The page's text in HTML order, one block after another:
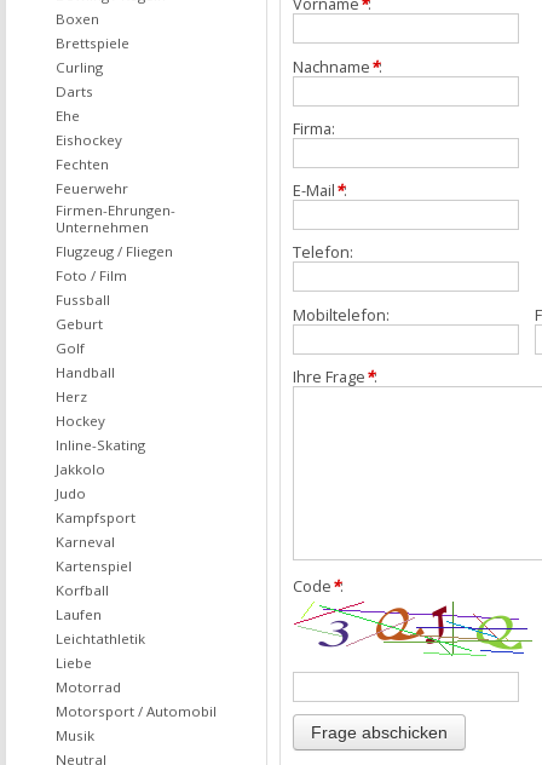
Nachname*:
Firma:
E-Mail*:
Telefon:
Mobiltelefon:
Ihre Frage*:
Code*:
Boxen
Brettspiele
Curling
Darts
Ehe
Eishockey
Fechten
Feuerwehr
Firmen-Ehrungen-
Unternehmen
Flugzeug / Fliegen
Foto / Film
Fussball
Geburt
Golf
Handball
Herz
Hockey
Inline-Skating
Jakkolo
Judo
Kampfsport
Karneval
Kartenspiel
Korfball
Laufen
Leichtathletik
Liebe
Motorrad
Motorsport / Automobil
Musik
Neutral